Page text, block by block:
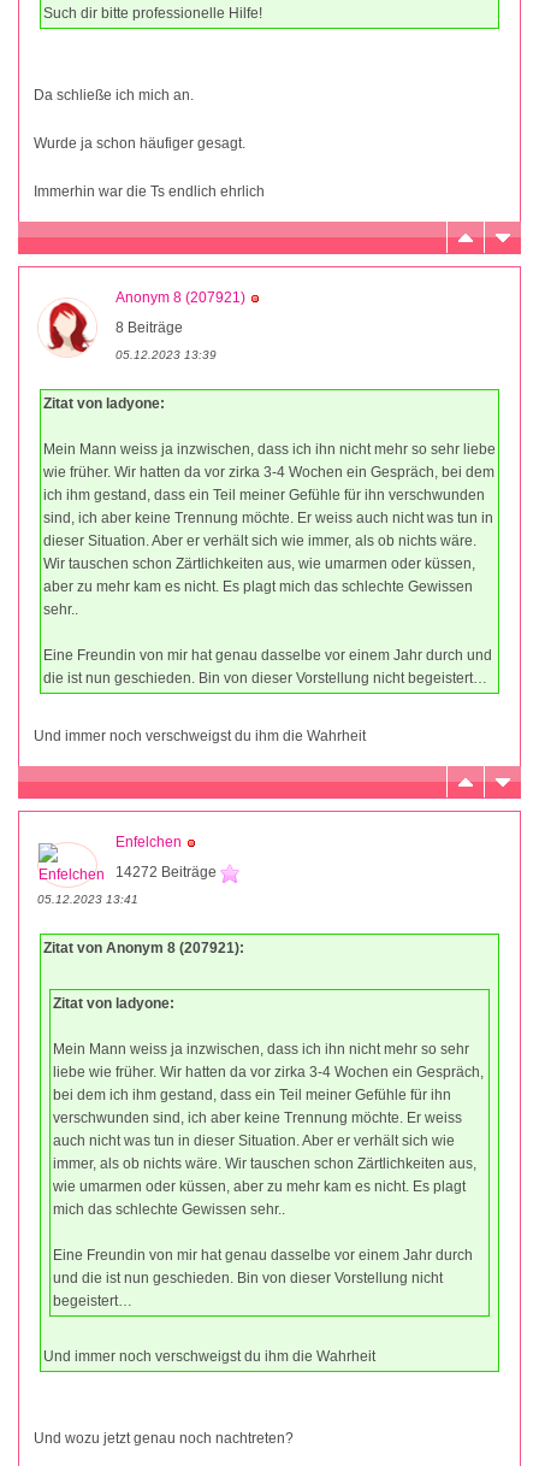
Such dir bitte professionelle Hilfe!
Da schließe ich mich an.
Wurde ja schon häufiger gesagt.
Immerhin war die Ts endlich ehrlich
Anonym 8 (207921)
8 Beiträge
05.12.2023 13:39
Zitat von ladyone:
Mein Mann weiss ja inzwischen, dass ich ihn nicht mehr so sehr liebe
wie früher. Wir hatten da vor zirka 3-4 Wochen ein Gespräch, bei dem
ich ihm gestand, dass ein Teil meiner Gefühle für ihn verschwunden
sind, ich aber keine Trennung möchte. Er weiss auch nicht was tun in
dieser Situation. Aber er verhält sich wie immer, als ob nichts wäre.
Wir tauschen schon Zärtlichkeiten aus, wie umarmen oder küssen,
aber zu mehr kam es nicht. Es plagt mich das schlechte Gewissen
sehr..
Eine Freundin von mir hat genau dasselbe vor einem Jahr durch und
die ist nun geschieden. Bin von dieser Vorstellung nicht begeistert…
Und immer noch verschweigst du ihm die Wahrheit
Enfelchen
14272 Beiträge
05.12.2023 13:41
Zitat von Anonym 8 (207921):
Zitat von ladyone:
Mein Mann weiss ja inzwischen, dass ich ihn nicht mehr so sehr
liebe wie früher. Wir hatten da vor zirka 3-4 Wochen ein Gespräch,
bei dem ich ihm gestand, dass ein Teil meiner Gefühle für ihn
verschwunden sind, ich aber keine Trennung möchte. Er weiss
auch nicht was tun in dieser Situation. Aber er verhält sich wie
immer, als ob nichts wäre. Wir tauschen schon Zärtlichkeiten aus,
wie umarmen oder küssen, aber zu mehr kam es nicht. Es plagt
mich das schlechte Gewissen sehr..
Eine Freundin von mir hat genau dasselbe vor einem Jahr durch
und die ist nun geschieden. Bin von dieser Vorstellung nicht
begeistert…
Und immer noch verschweigst du ihm die Wahrheit
Und wozu jetzt genau noch nachtreten?